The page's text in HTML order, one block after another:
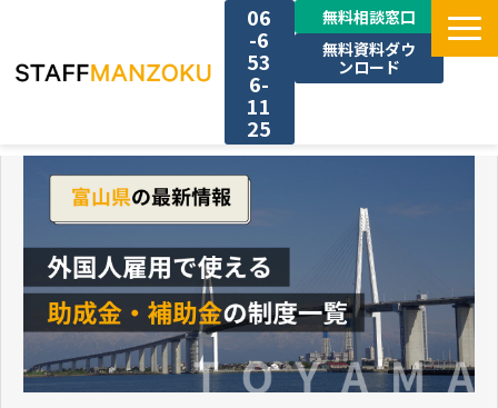
06
-6
53
6-
11
25
無料相談窓口
無料資料ダウ
ンロード
採用事例